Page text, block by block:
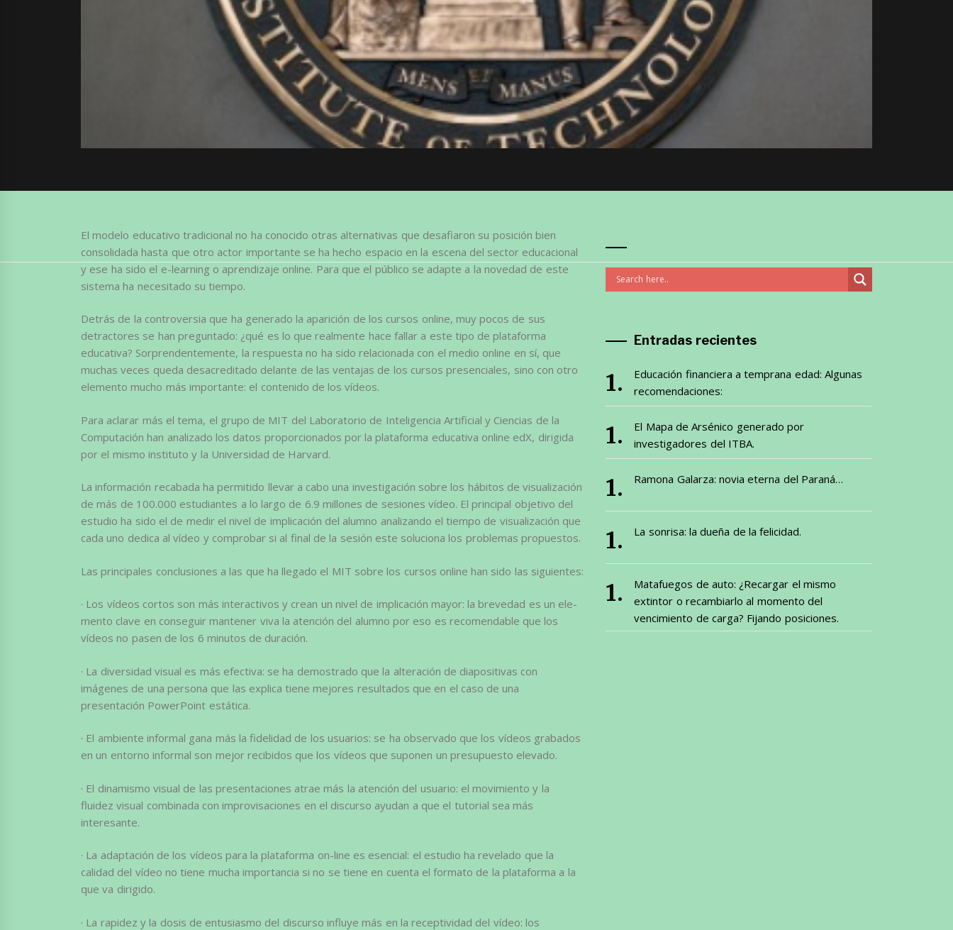
El modelo educativo tradicional no ha conocido otras alternativas que desafiaron su posición bien
consolidada hasta que otro actor importante se ha hecho espacio en la escena del sector educacional
y ese ha sido el e-learning o aprendizaje online. Para que el público se adapte a la novedad de este
sistema ha necesitado su tiempo.
Detrás de la controversia que ha generado la aparición de los cursos online, muy pocos de sus
detractores se han preguntado: ¿qué es lo que realmente hace fallar a este tipo de plataforma
educativa? Sorprendentemente, la respuesta no ha sido relacionada con el medio online en sí, que
muchas veces queda desacreditado delante de las ventajas de los cursos presenciales, sino con otro
elemento mucho más importante: el contenido de los vídeos.
Para aclarar más el tema, el grupo de MIT del Laboratorio de Inteligencia Artificial y Ciencias de la
Computación han analizado los datos proporcionados por la plataforma educativa online edX, dirigida
por el mismo instituto y la Universidad de Harvard.
La información recabada ha permitido llevar a cabo una investigación sobre los hábitos de visualización
de más de 100.000 estudiantes a lo largo de 6.9 millones de sesiones vídeo. El principal objetivo del
estudio ha sido el de medir el nivel de implicación del alumno analizando el tiempo de visualización que
cada uno dedica al vídeo y comprobar si al final de la sesión este soluciona los problemas propuestos.
Las principales conclusiones a las que ha llegado el MIT sobre los cursos online han sido las siguientes:
· Los vídeos cortos son más interactivos y crean un nivel de implicación mayor: la brevedad es un ele-
mento clave en conseguir mantener viva la atención del alumno por eso es recomendable que los
vídeos no pasen de los 6 minutos de duración.
· La diversidad visual es más efectiva: se ha demostrado que la alteración de diapositivas con
imágenes de una persona que las explica tiene mejores resultados que en el caso de una
presentación PowerPoint estática.
· El ambiente informal gana más la fidelidad de los usuarios: se ha observado que los vídeos grabados
en un entorno informal son mejor recibidos que los vídeos que suponen un presupuesto elevado.
· El dinamismo visual de las presentaciones atrae más la atención del usuario: el movimiento y la
fluidez visual combinada con improvisaciones en el discurso ayudan a que el tutorial sea más
interesante.
· La adaptación de los vídeos para la plataforma on-line es esencial: el estudio ha revelado que la
calidad del vídeo no tiene mucha importancia si no se tiene en cuenta el formato de la plataforma a la
que va dirigido.
· La rapidez y la dosis de entusiasmo del discurso influye más en la receptividad del vídeo: los
Entradas recientes
Educación financiera a temprana edad: Algunas
recomendaciones:
El Mapa de Arsénico generado por
investigadores del ITBA.
Ramona Galarza: novia eterna del Paraná…
La sonrisa: la dueña de la felicidad.
Matafuegos de auto: ¿Recargar el mismo
extintor o recambiarlo al momento del
vencimiento de carga? Fijando posiciones.